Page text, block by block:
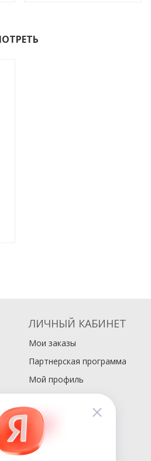
ЛИЧНЫЙ КАБИНЕТ
Мои заказы
Партнерская программа
Мой профиль